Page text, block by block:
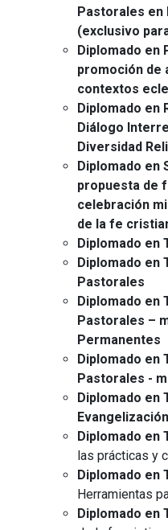
Pastorales en
(exclusivo
Diplomado en
promoción de
contextos
Diplomado en
Diálogo
Diversidad
Diplomado en
propuesta de
celebración
de la fe
Diplomado en
Diplomado en
Pastorales
Diplomado en
Pastorales –
Permanentes
Diplomado en
Pastorales -
Diplomado en
Evangelización
Diplomado en
las prácticas y
Diplomado en
Herramientas
Diplomado en